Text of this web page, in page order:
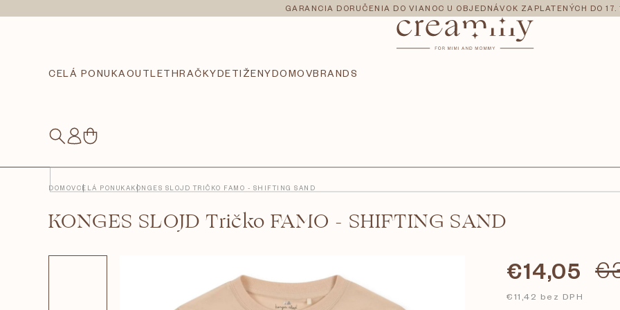
na
GARANCIA DORUČENIA DO VIANOC U OBJEDNÁVOK ZAPLATENÝCH DO 17.
CELÁ PONUKAOUTLETHRAČKYDETI ŽENYDOMOVBRANDS
NÁKUPNÝ
DOMOVCELÁ PONUKAKONGES SLOJD TRIČKO FAMO - SHIFTING SAND
KONGES SLOJD Tričko FAMO - SHIFTING SAND
€14,05
€11,42 bez DPH